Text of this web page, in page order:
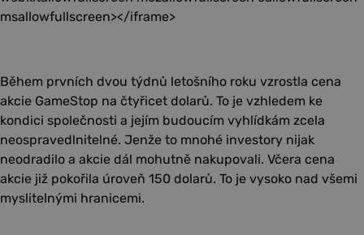
msallowfullscreen></iframe>
Během prvních dvou týdnů letošního roku vzrostla cena
akcie GameStop na čtyřicet dolarů. To je vzhledem ke
kondici společnosti a jejím budoucím vyhlídkám zcela
neospravedlnitelné. Jenže to mnohé investory nijak
neodradilo a akcie dál mohutně nakupovali. Včera cena
akcie již pokořila úroveň 150 dolarů. To je vysoko nad všemi
myslitelnými hranicemi.